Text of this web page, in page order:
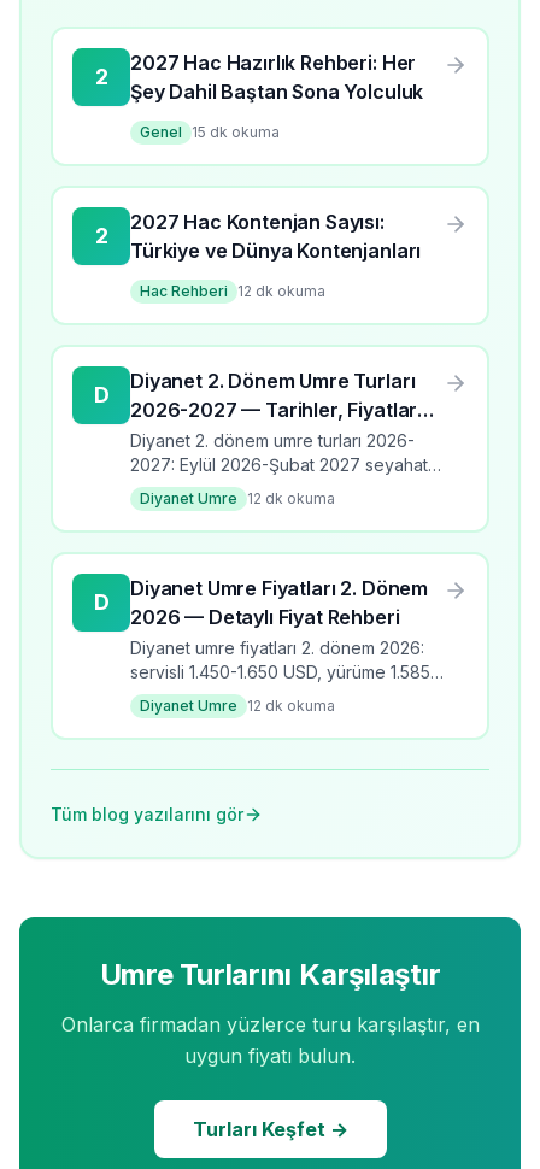
2
2027 Hac Hazırlık Rehberi: Her
Şey Dahil Baştan Sona Yolculuk
Genel 15 dk okuma
2
2027 Hac Kontenjan Sayısı:
Türkiye ve Dünya Kontenjanları
Hac Rehberi 12 dk okuma
D
Diyanet 2. Dönem Umre Turları
2026-2027 — Tarihler, Fiyatlar
ve Programlar
Diyanet 2. dönem umre turları 2026-
2027: Eylül 2026-Şubat 2027 seyahat
takvimi, üç program türü, fiyat aralıkları,
banka kodları ve kayıt detayları.
Diyanet Umre 12 dk okuma
D
Diyanet Umre Fiyatları 2. Dönem
2026 — Detaylı Fiyat Rehberi
Diyanet umre fiyatları 2. dönem 2026:
servisli 1.450-1.650 USD, yürüme 1.585-
1.810 USD, yakın mesafe 2.075-2.625
USD. Çocuk ücretleri ve ödeme
seçenekleri.
Diyanet Umre 12 dk okuma
Tüm blog yazılarını gör
Umre Turlarını Karşılaştır
Onlarca firmadan yüzlerce turu karşılaştır, en
uygun fiyatı bulun.
Turları Keşfet →